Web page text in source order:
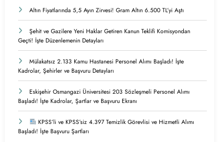
Altın Fiyatlarında 5,5 Ayın Zirvesi! Gram Altın 6.500 TL’yi Aştı
Şehit ve Gazilere Yeni Haklar Getiren Kanun Teklifi Komisyondan
Geçti! İşte Düzenlemenin Detayları
Mülakatsız 2.133 Kamu Hastanesi Personel Alımı Başladı! İşte
Kadrolar, Şehirler ve Başvuru Detayları
Eskişehir Osmangazi Üniversitesi 203 Sözleşmeli Personel Alımı
Başladı! İşte Kadrolar, Şartlar ve Başvuru Ekranı
KPSS’li ve KPSS’siz 4.397 Temizlik Görevlisi ve Hizmetli Alımı
Başladı! İşte Başvuru Şartları